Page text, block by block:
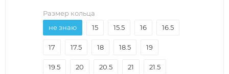
Размер кольца
не знаю
15 15.5 16 16.5
17 17.5 18 18.5 19
19.5 20 20.5 21 21.5